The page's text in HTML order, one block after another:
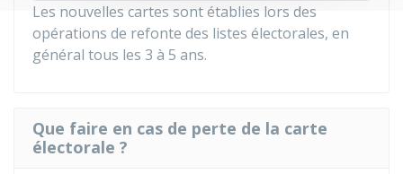
Les nouvelles cartes sont établies lors des
opérations de refonte des listes électorales, en
général tous les 3 à 5 ans.
Que faire en cas de perte de la carte
électorale ?